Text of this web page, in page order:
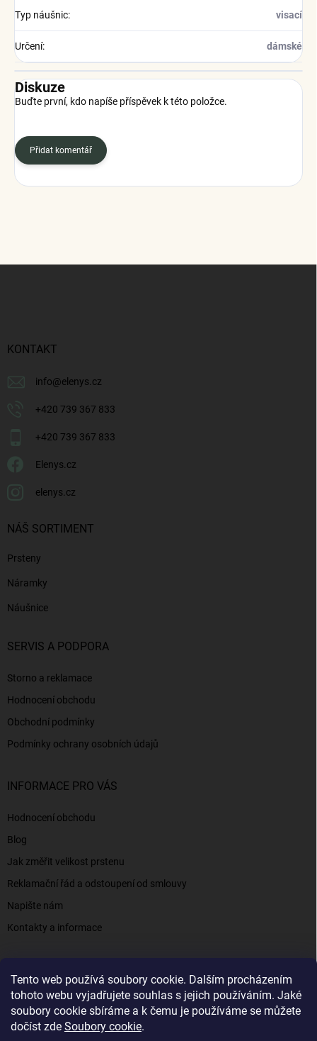
Tento web používá soubory cookie. Dalším procházením
tohoto webu vyjadřujete souhlas s jejich používáním. Jaké
soubory cookie sbíráme a k čemu je používáme se můžete
dočíst zde Soubory cookie.
Typ náušnic: visací
Určení: dámské
Diskuze
Buďte první, kdo napíše příspěvek k této položce.
Přidat komentář
KONTAKT
info@elenys.cz
+420 739 367 833
+420 739 367 833
Elenys.cz
elenys.cz
NÁŠ SORTIMENT
Prsteny
Náramky
Náušnice
SERVIS A PODPORA
Storno a reklamace
Hodnocení obchodu
Obchodní podmínky
Podmínky ochrany osobních údajů
INFORMACE PRO VÁS
Hodnocení obchodu
Blog
Jak změřit velikost prstenu
Reklamační řád a odstoupení od smlouvy
Napište nám
Kontakty a informace
Elenys.cz - šperky, kterým věříte už od roku 2016